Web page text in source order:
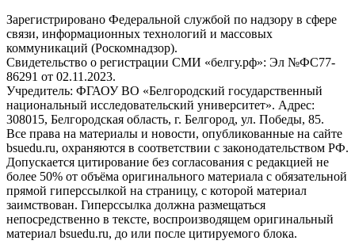
Зарегистрировано Федеральной службой по надзору в сфере
связи, информационных технологий и массовых
коммуникаций (Роскомнадзор).
Свидетельство о регистрации СМИ «белгу.рф»: Эл №ФС77-
86291 от 02.11.2023.
Учредитель: ФГАОУ ВО «Белгородский государственный
национальный исследовательский университет». Адрес:
308015, Белгородская область, г. Белгород, ул. Победы, 85.
Все права на материалы и новости, опубликованные на сайте
bsuedu.ru, охраняются в соответствии с законодательством РФ.
Допускается цитирование без согласования с редакцией не
более 50% от объёма оригинального материала с обязательной
прямой гиперссылкой на страницу, с которой материал
заимствован. Гиперссылка должна размещаться
непосредственно в тексте, воспроизводящем оригинальный
материал bsuedu.ru, до или после цитируемого блока.